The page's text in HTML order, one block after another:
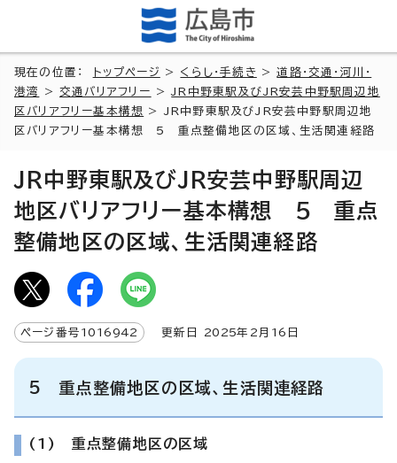
現在の位置： トップページ > くらし・手続き >道路・交通・河川・
港湾
>交通バリアフリー >
JR中野東駅及びJR安芸中野駅周辺地
区バリアフリー基本構想
> JR中野東駅及びJR安芸中野駅周辺地
区バリアフリー基本構想 5 重点整備地区の区域、生活関連経路
JR中野東駅及びJR安芸中野駅周辺
地区バリアフリー基本構想 5 重点
整備地区の区域、生活関連経路
ページ番号 1016942 更新日 2025年2月 16 日
5 重点整備地区の区域、生活関連経路
(1) 重点整備地区の区域